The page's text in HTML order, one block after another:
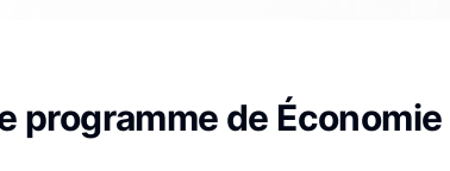
programme de Économie